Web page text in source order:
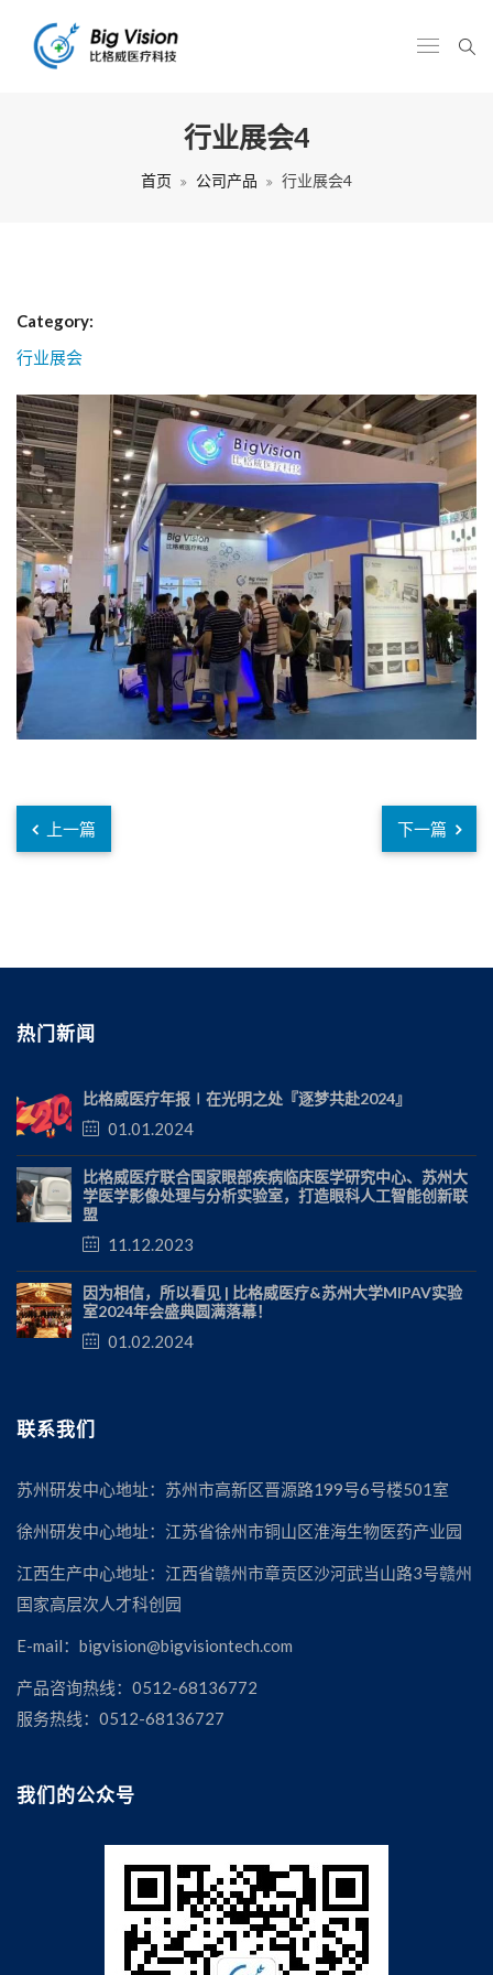
行业展会4
首页 公司产品 行业展会4
Category:
行业展会
上一篇 下一篇
热门新闻
比格威医疗年报∣在光明之处『逐梦共赴2024』
01.01.2024
比格威医疗联合国家眼部疾病临床医学研究中心、苏州大
学医学影像处理与分析实验室，打造眼科人工智能创新联
盟
11.12.2023
因为相信，所以看见 | 比格威医疗&苏州大学MIPAV实验
室2024年会盛典圆满落幕！
01.02.2024
联系我们
苏州研发中心地址：苏州市高新区晋源路199号6号楼501室
徐州研发中心地址：江苏省徐州市铜山区淮海生物医药产业园
江西生产中心地址：江西省赣州市章贡区沙河武当山路3号赣州
国家高层次人才科创园
E-mail：bigvision@bigvisiontech.com
产品咨询热线：0512-68136772
服务热线：0512-68136727
我们的公众号